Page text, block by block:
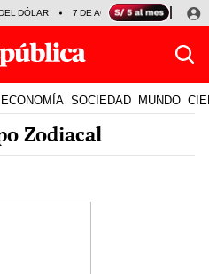
DÓLAR 7 DE AGOSTO OLLANTA
ECONOMÍA SOCIEDAD MUNDO
Zodiacal